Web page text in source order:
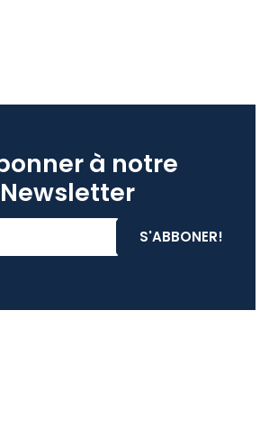
à notre
Newsletter